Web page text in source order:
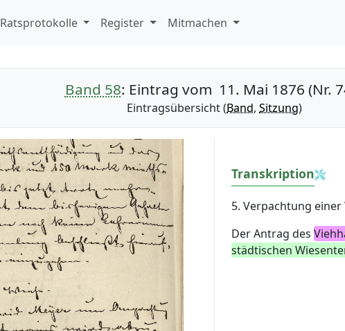
Ratsprotokolle Register Mitmachen
Band 58: Eintrag vom 11. Mai 1876 (Nr.
Eintragsübersicht (Band,Sitzung)
Transkription
5. Verpachtung einer
Der Antrag des
städtischen